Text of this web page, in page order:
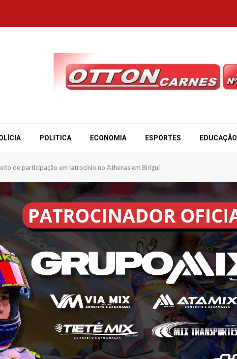
POLITICA ECONOMIA ESPORTES EDUCAÇÃO
de participação em latrocínio no Athenas em Birigui